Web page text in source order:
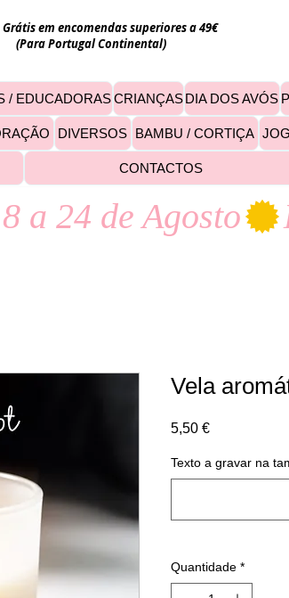
Grátis em encomendas superiores a 49€
(Para Portugal Continental)
Vela
5,50 €Preço
Texto a gravar na
Quantidade *
/ EDUCADORASCRIANÇASDIA DOS AVÓS
DIVERSOS BAMBU / CORTIÇA
CONTACTOS
a 24 de Agosto